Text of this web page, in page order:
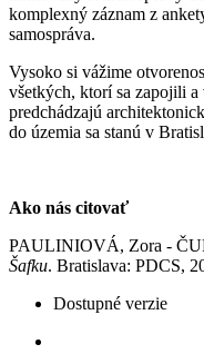
komplexný záznam z
samospráva.
Vysoko si vážime
všetkých, ktorí sa zapojili a
predchádzajú
do územia sa stanú v
Ako nás citovať
PAULINIOVÁ, Zora -
Šafku. Bratislava: PDCS,
Dostupné verzie